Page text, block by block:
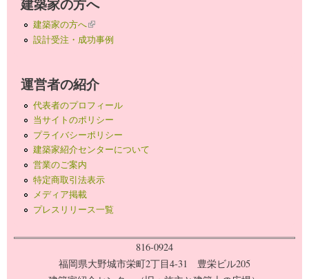
建築家の方へ(link is external)
設計受注・成功事例
運営者の紹介
代表者のプロフィール
当サイトのポリシー
プライバシーポリシー
建築家紹介センターについて
営業のご案内
特定商取引法表示
メディア掲載
プレスリリース一覧
816-0924
福岡県大野城市栄町2丁目4-31 豊栄ビル205